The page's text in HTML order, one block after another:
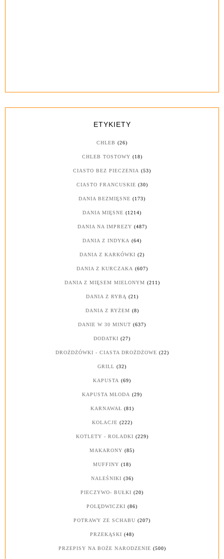
ETYKIETY
CHLEB (26)
CHLEB TOSTOWY (18)
CIASTO BEZ PIECZENIA (53)
CIASTO FRANCUSKIE (30)
DANIA BEZMIĘSNE (173)
DANIA MIĘSNE (1214)
DANIA NA IMPREZY (487)
DANIA Z INDYKA (64)
DANIA Z KARKÓWKI (2)
DANIA Z KURCZAKA (607)
DANIA Z MIĘSEM MIELONYM (211)
DANIA Z RYBĄ (21)
DANIA Z RYŻEM (8)
DANIE W 30 MINUT (637)
DODATKI (27)
DROŻDŻÓWKI - CIASTA DROŻDŻOWE (22)
GRILL (32)
KAPUSTA (69)
KAPUSTA MŁODA (29)
KARNAWAŁ (81)
KOLACJE (222)
KOTLETY - ROLADKI (229)
MAKARONY (85)
MUFFINY (18)
NALEŚNIKI (36)
PIECZYWO- BUŁKI (20)
POLĘDWICZKI (86)
POTRAWY ZE SCHABU (207)
PRZEKĄSKI (48)
PRZEPISY NA BOŻE NARODZENIE (500)